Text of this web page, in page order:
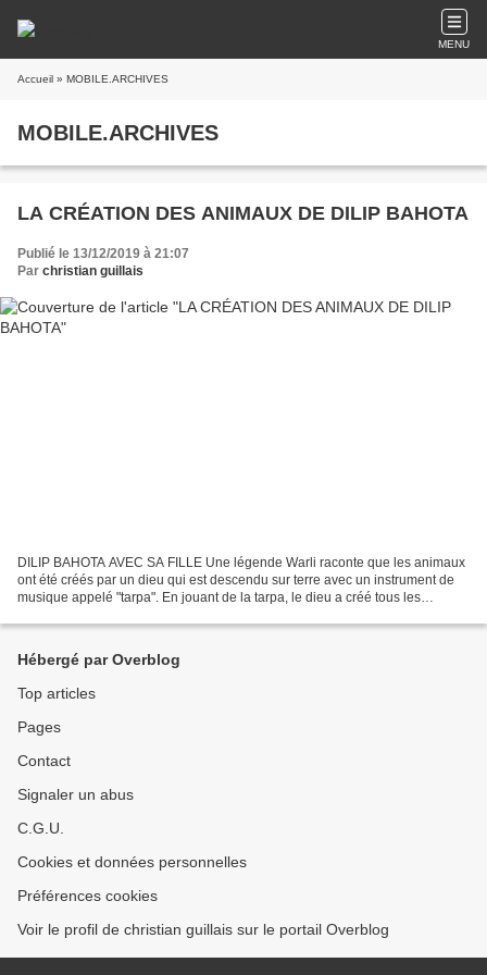
MENU
Accueil » MOBILE.ARCHIVES
MOBILE.ARCHIVES
LA CRÉATION DES ANIMAUX DE DILIP BAHOTA
Publié le 13/12/2019 à 21:07
Par christian guillais
DILIP BAHOTA AVEC SA FILLE Une légende Warli raconte que les animaux
ont été créés par un dieu qui est descendu sur terre avec un instrument de
musique appelé "tarpa". En jouant de la tarpa, le dieu a créé tous les
Hébergé par Overblog
Top articles
Pages
Contact
Signaler un abus
C.G.U.
Cookies et données personnelles
Préférences cookies
Voir le profil de christian guillais sur le portail Overblog